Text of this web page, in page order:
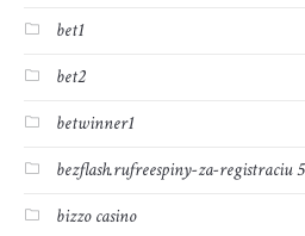
bet1
bet2
betwinner1
bezflash.rufreespiny-za-registraciu 5
bizzo casino